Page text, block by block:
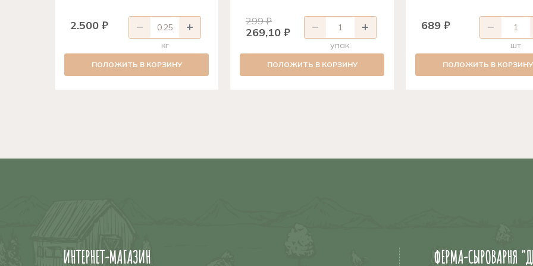
2.500 ₽
кг
ПОЛОЖИТЬ В КОРЗИНУ
299 ₽
269,10 ₽
упак.
ПОЛОЖИТЬ В КОРЗИНУ
689 ₽
шт
ПОЛОЖИТЬ В КОРЗИНУ
ИНТЕРНЕТ-МАГАЗИН ФЕРМА-СЫРОВАРНЯ